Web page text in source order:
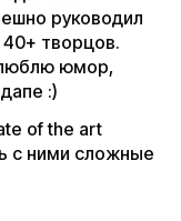
руководил
творцов.
юмор,
:)
of the art
с ними сложные